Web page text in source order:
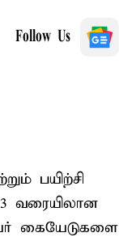
Follow Us
பயிற்சி
3 வரையிலான
கையேடுகளை